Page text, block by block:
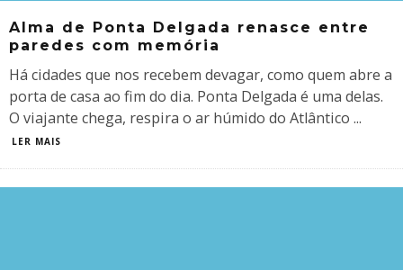
Alma de Ponta Delgada renasce entre
paredes com memória
Há cidades que nos recebem devagar, como quem abre a
porta de casa ao fim do dia. Ponta Delgada é uma delas.
O viajante chega, respira o ar húmido do Atlântico ...
LER MAIS